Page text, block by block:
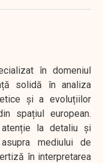
în domeniul
solidă în analiza
și a evoluțiilor
spațiul european.
la detaliu și
mediului de
în interpretarea